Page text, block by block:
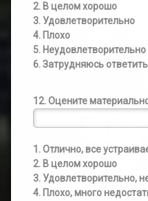
2. В целом хорошо
3. Удовлетворительно
4. Плохо
5. Неудовлетворительно
6. Затрудняюсь ответить
12. Оцените
1. Отлично, все
2. В целом хорошо
3. Удовлетворительно,
4. Плохо, много